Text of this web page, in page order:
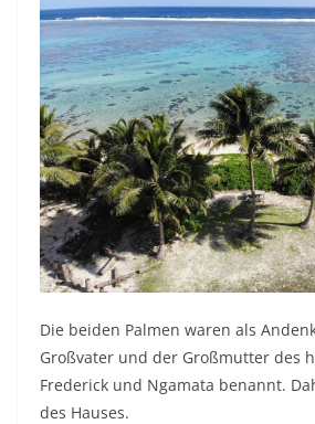
Die beiden Palmen waren als
Großvater und der Großmutter des
Frederick und Ngamata benannt.
des Hauses.